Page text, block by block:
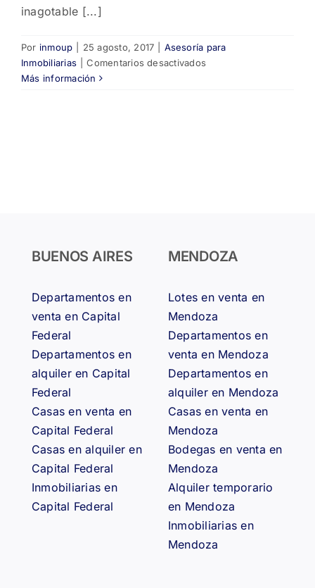
inagotable [...]
Por inmoup 25 agosto, 2017
Asesoría para
Inmobiliarias
Comentarios desactivados
Más información
BUENOS AIRES
Departamentos en
venta en Capital
Federal
Departamentos en
alquiler en Capital
Federal
Casas en venta en
Capital Federal
Casas en alquiler en
Capital Federal
Inmobiliarias en
Capital Federal
MENDOZA
Lotes en venta en
Mendoza
Departamentos en
venta en Mendoza
Departamentos en
alquiler en Mendoza
Casas en venta en
Mendoza
Bodegas en venta en
Mendoza
Alquiler temporario
en Mendoza
Inmobiliarias en
Mendoza